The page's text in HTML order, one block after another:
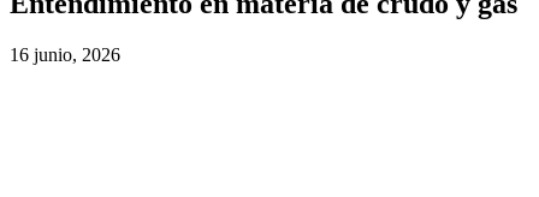
16 junio, 2026